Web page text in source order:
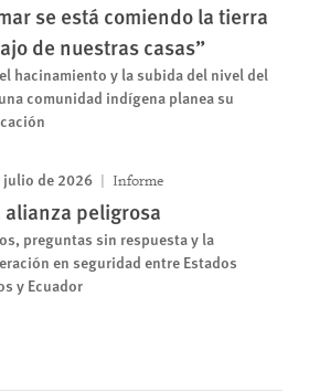
se está comiendo la tierra
de nuestras casas”
hacinamiento y la subida del nivel del
comunidad indígena planea su
julio de 2026 Informe
alianza peligrosa
preguntas sin respuesta y la
en seguridad entre Estados
y Ecuador